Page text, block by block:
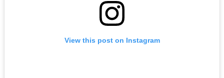
View this post on Instagram